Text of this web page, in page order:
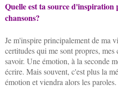
Quelle est ta source
chansons?
Je m'inspire principalement de ma
certitudes qui me sont propres,
savoir. Une émotion, à la seconde
écrire. Mais souvent, c'est plus la
émotion et viendra alors les paroles.